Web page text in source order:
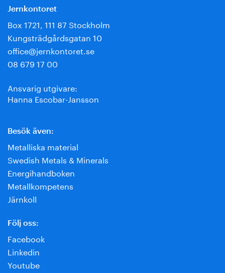
Jernkontoret
Box 1721, 111 87 Stockholm
Kungsträdgårdsgatan 10
office@jernkontoret.se
08 679 17 00
Ansvarig utgivare:
Hanna Escobar-Jansson
Besök även:
Metalliska material
Swedish Metals & Minerals
Energihandboken
Metallkompetens
Järnkoll
Följ oss:
Facebook
Linkedin
Youtube